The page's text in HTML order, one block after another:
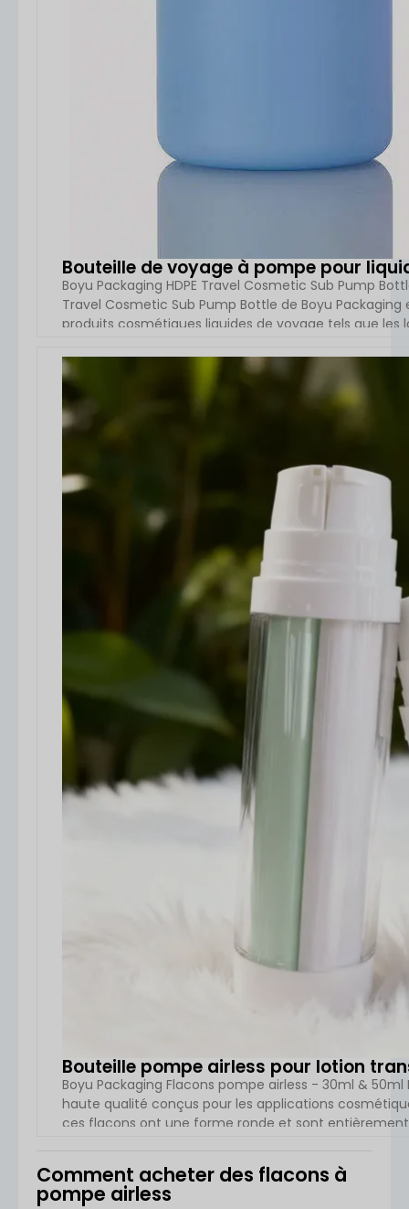
Bouteille de voyage à pompe pour
Boyu Packaging HDPE Travel Cosmetic Sub Pump
Travel Cosmetic Sub Pump Bottle de Boyu
produits cosmétiques liquides de voyage tels que les
légère et robuste, offrant [...]
Bouteille pompe airless pour lotion
Boyu Packaging Flacons pompe airless - 30ml &
haute qualité conçus pour les applications
ces flacons ont une forme ronde et sont
Comment acheter des flacons à
pompe airless